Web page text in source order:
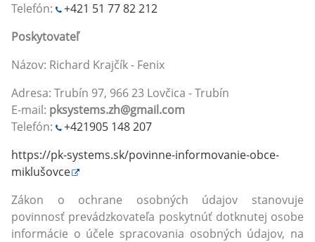
Telefón:
+421 51 77 82 212
Poskytovateľ
Názov: Richard Krajčík - Fenix
Adresa: Trubín 97, 966 23 Lovčica - Trubín
E-mail: pksystems.zh@gmail.com
Telefón:
+421905 148 207
https://pk-systems.sk/povinne-informovanie-obce-
miklušovce
Zákon o ochrane osobných údajov stanovuje
povinnosť prevádzkovateľa poskytnúť dotknutej osobe
informácie o účele spracovania osobných údajov, na